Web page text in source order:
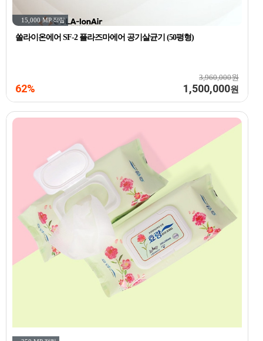
15,000 MP 적립
쏠라이온에어 SF-2 플라즈마에어 공기살균기 (50평형)
3,960,000원
62% 1,500,000원